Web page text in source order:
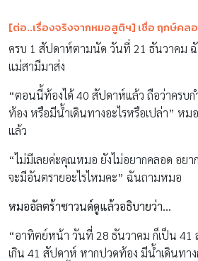
[ต่อ..เรื่องจริงจากหมอสูติฯ] เชื่อ ฤกษ์คล
ครบ 1 สัปดาห์ตามนัด วันที่ 21 ธันวาคม ฉั
แม่สามีมาส่ง
“ตอนนี้ท้องได้ 40 สัปดาห์แล้ว ถือว่าคร
ท้อง หรือมีน้ำเดินทางอะไรหรือเปล่า” ห
แล้ว
“ไม่มีเลยค่ะคุณหมอ ยังไม่อยากคลอด อยา
จะมีอันตรายอะไรไหมคะ” ฉันถามหมอ
หมออัลตร้าซาวนด์ดูแล้วอธิบายว่า…
“อาทิตย์หน้า วันที่ 28 ธันวาคม ก็เป็น 41
เกิน 41 สัปดาห์ หากปวดท้อง มีน้ำเดินทา